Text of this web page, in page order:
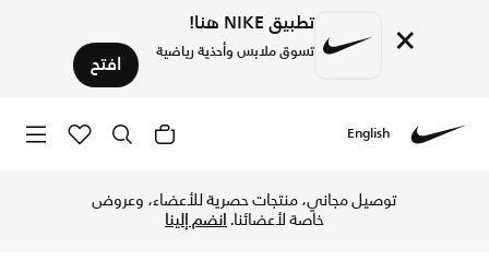
× تطبيق NIKE هنا!
تسوق ملابس وأحذية رياضية افتح
English
توصيل مجاني، منتجات حصرية للأعضاء، وعروض
خاصة لأعضائنا.انضم إلينا